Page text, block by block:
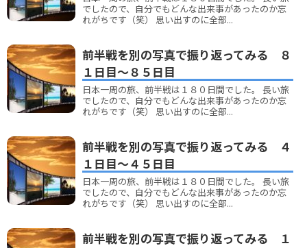
でしたので、自分でもどんな出来事があったのか忘
れがちです（笑） 思い出すのに全部...
前半戦を別の写真で振り返ってみる ８
１日目～８５日目
日本一周の旅、前半戦は１８０日間でした。 長い旅
でしたので、自分でもどんな出来事があったのか忘
れがちです（笑） 思い出すのに全部...
前半戦を別の写真で振り返ってみる ４
１日目～４５日目
日本一周の旅、前半戦は１８０日間でした。 長い旅
でしたので、自分でもどんな出来事があったのか忘
れがちです（笑） 思い出すのに全部...
前半戦を別の写真で振り返ってみる １